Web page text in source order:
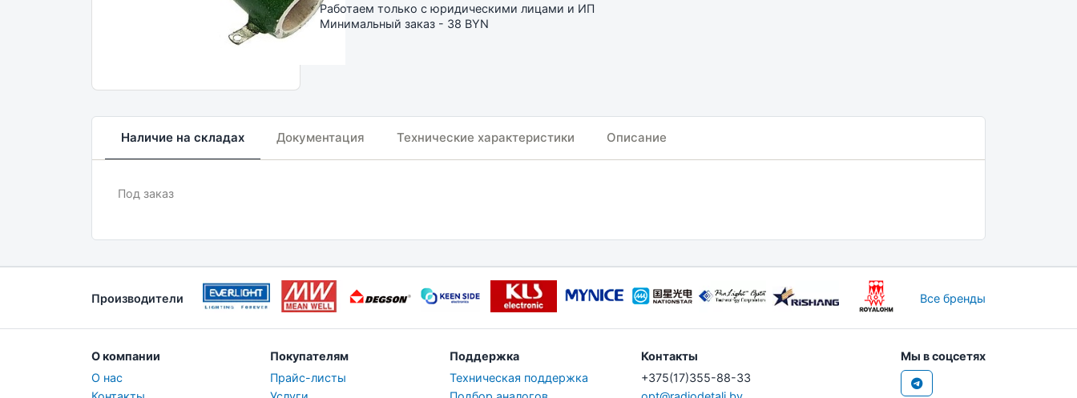
Работаем только с юридическими лицами и ИП
Минимальный заказ - 38 BYN
Наличие на складах Документация Технические характеристики Описание
Под заказ
Производители Все бренды
О компании
О нас
Покупателям
Прайс-листы
Поддержка
Техническая поддержка
Контакты
+375(17)355-88-33
Мы в соцсетях